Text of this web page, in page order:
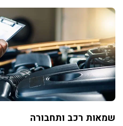
שמאות רכב ותחבורה